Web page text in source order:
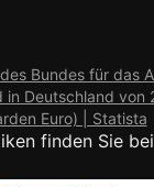
finden Sie bei